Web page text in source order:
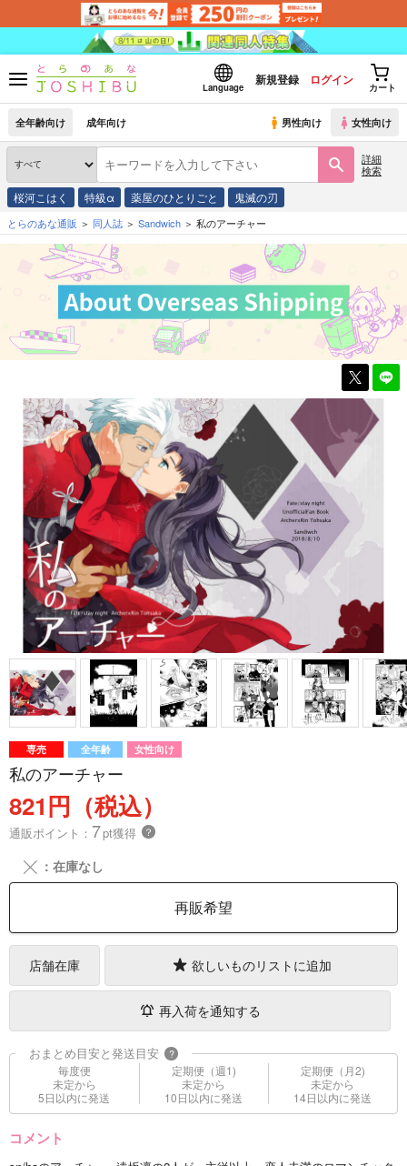
Language
新規登録 ログイン
カート
全年齢向け 成年向け 男性向け 女性向け
詳細
検索
桜河こはく 特級α 薬屋のひとりごと 鬼滅の刃
とらのあな通販 同人誌 Sandwich 私のアーチャー
専売 全年齢 女性向け
私のアーチャー
821円（税込）
通販ポイント： 7pt獲得 ？
╳ ：在庫なし
再販希望
店舗在庫 欲しいものリストに追加
再入荷を通知する
おまとめ目安と発送目安 ?
毎度便
未定から
5日以内に発送
定期便（週1)
未定から
10日以内に発送
定期便（月2)
未定から
14日以内に発送
コメント